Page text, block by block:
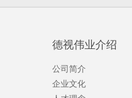
德视伟业介绍
公司简介
企业文化